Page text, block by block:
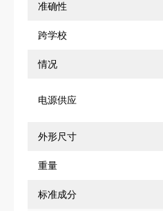
准确性
跨学校
情况
电源供应
外形尺寸
重量
标准成分